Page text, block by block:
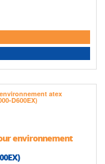
environnement